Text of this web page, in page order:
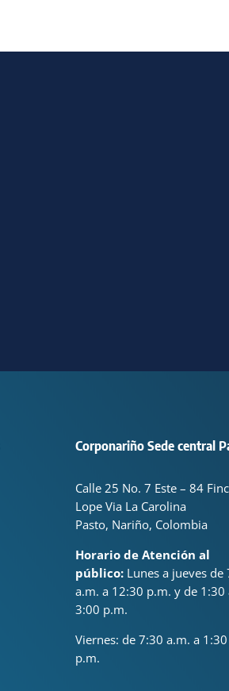
Corponariño Sede central
Calle 25 No. 7 Este – 84
Lope Via La Carolina
Pasto, Nariño, Colombia
Horario de Atención al
público:Lunes a jueves de
a.m. a 12:30 p.m. y de 1:30
3:00 p.m.
Viernes: de 7:30 a.m. a 1:30
p.m.